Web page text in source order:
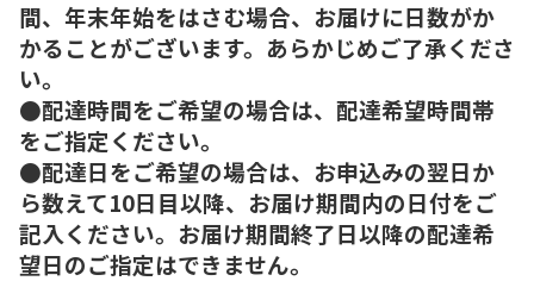
間、年末年始をはさむ場合、お届けに日数がか
かることがございます。あらかじめご了承くださ
い。
●配達時間をご希望の場合は、配達希望時間帯
をご指定ください。
●配達日をご希望の場合は、お申込みの翌日か
ら数えて10日目以降、お届け期間内の日付をご
記入ください。お届け期間終了日以降の配達希
望日のご指定はできません。